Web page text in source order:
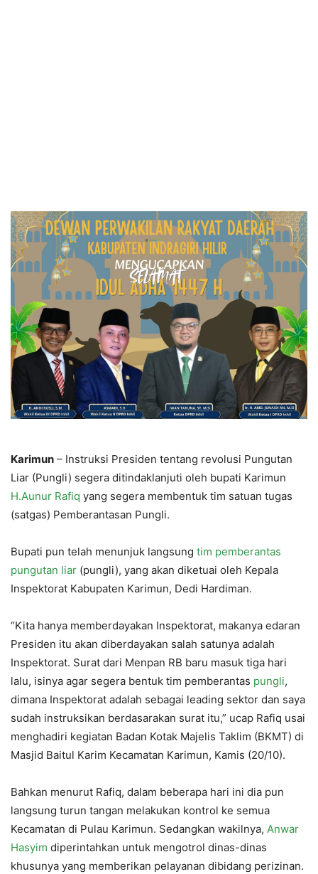
Karimun – Instruksi Presiden tentang revolusi Pungutan
Liar (Pungli) segera ditindaklanjuti oleh bupati Karimun
H.Aunur Rafiq yang segera membentuk tim satuan tugas
(satgas) Pemberantasan Pungli.
Bupati pun telah menunjuk langsung tim pemberantas
pungutan liar (pungli), yang akan diketuai oleh Kepala
Inspektorat Kabupaten Karimun, Dedi Hardiman.
“Kita hanya memberdayakan Inspektorat, makanya edaran
Presiden itu akan diberdayakan salah satunya adalah
Inspektorat. Surat dari Menpan RB baru masuk tiga hari
lalu, isinya agar segera bentuk tim pemberantas pungli,
dimana Inspektorat adalah sebagai leading sektor dan saya
sudah instruksikan berdasarakan surat itu,” ucap Rafiq usai
menghadiri kegiatan Badan Kotak Majelis Taklim (BKMT) di
Masjid Baitul Karim Kecamatan Karimun, Kamis (20/10).
Bahkan menurut Rafiq, dalam beberapa hari ini dia pun
langsung turun tangan melakukan kontrol ke semua
Kecamatan di Pulau Karimun. Sedangkan wakilnya, Anwar
Hasyim diperintahkan untuk mengotrol dinas-dinas
khusunya yang memberikan pelayanan dibidang perizinan.